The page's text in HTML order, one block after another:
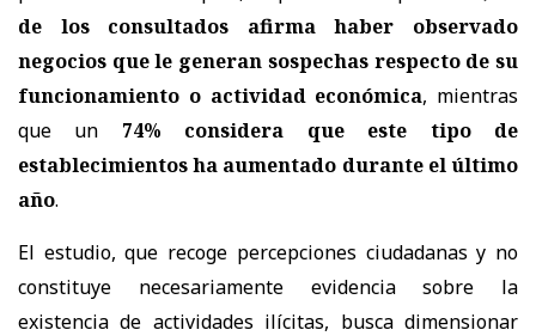
de los consultados afirma haber observado
negocios que le generan sospechas respecto de su
funcionamiento o actividad económica, mientras
que un 74% considera que este tipo de
establecimientos ha aumentado durante el último
año.
El estudio, que recoge percepciones ciudadanas y no
constituye necesariamente evidencia sobre la
existencia de actividades ilícitas, busca dimensionar